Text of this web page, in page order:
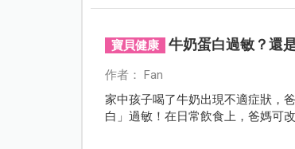
寶貝健康 牛奶蛋白過敏？還
作者： Fan
家中孩子喝了牛奶出現不適症狀，
白」過敏！在日常飲食上，爸媽可